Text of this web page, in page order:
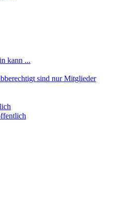
kann ...
sind nur Mitglieder